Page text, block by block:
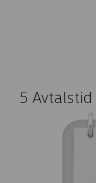
5 Avtalstid